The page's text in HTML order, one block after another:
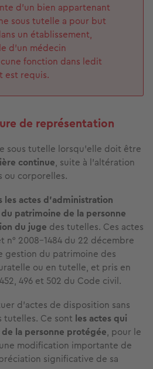
d’un bien appartenant
sous tutelle a pour but
un établissement,
d’un médecin
fonction dans ledit
est requis.
de représentation
sous tutelle lorsqu’elle doit être
continue, suite à l’altération
ou corporelles.
les actes d'administration
patrimoine de la personne
du juge des tutelles. Ces actes
n° 2008-1484 du 22 décembre
gestion du patrimoine des
ou en tutelle, et pris en
496 et 502 du Code civil.
d’actes de disposition sans
tutelles. Ce sont les actes qui
la personne protégée, pour le
modification importante de
significative de sa